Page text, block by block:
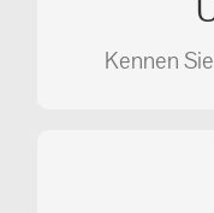
Kennen
Jetzt